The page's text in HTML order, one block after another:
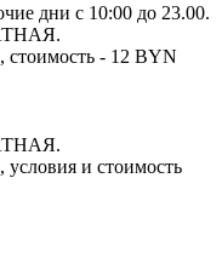
дни с 10:00 до 23.00.
стоимость - 12 BYN
условия и стоимость